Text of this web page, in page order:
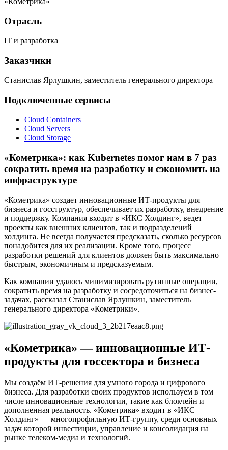
Отрасль
IT и разработка
Заказчики
Станислав Ярлушкин, заместитель генерального директора
Подключенные сервисы
Cloud Containers
Cloud Servers
Cloud Storage
«Кометрика»: как Kubernetes помог нам в 7 раз
сократить время на разработку и сэкономить на
инфраструктуре
«Кометрика» создает инновационные ИТ-продукты для
бизнеса и госструктур, обеспечивает их разработку, внедрение
и поддержку. Компания входит в «ИКС Холдинг», ведет
проекты как внешних клиентов, так и подразделений
холдинга. Не всегда получается предсказать, сколько ресурсов
понадобится для их реализации. Кроме того, процесс
разработки решений для клиентов должен быть максимально
быстрым, экономичным и предсказуемым.
Как компании удалось минимизировать рутинные операции,
сократить время на разработку и сосредоточиться на бизнес-
задачах, рассказал Станислав Ярлушкин, заместитель
генерального директора «Кометрики».
«Кометрика» — инновационные ИТ-
продукты для госсектора и бизнеса
Мы создаём ИТ-решения для умного города и цифрового
бизнеса. Для разработки своих продуктов используем в том
числе инновационные технологии, такие как блокчейн и
дополненная реальность. «Кометрика» входит в «ИКС
Холдинг» — многопрофильную ИТ-группу, среди основных
задач которой инвестиции, управление и консолидация на
рынке телеком-медиа и технологий.